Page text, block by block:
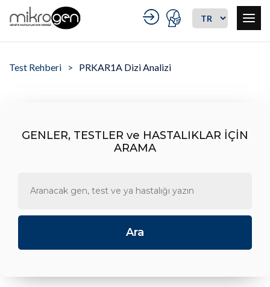
Test Rehberi PRKAR1A Dizi Analizi
GENLER, TESTLER ve HASTALIKLAR İÇİN
ARAMA